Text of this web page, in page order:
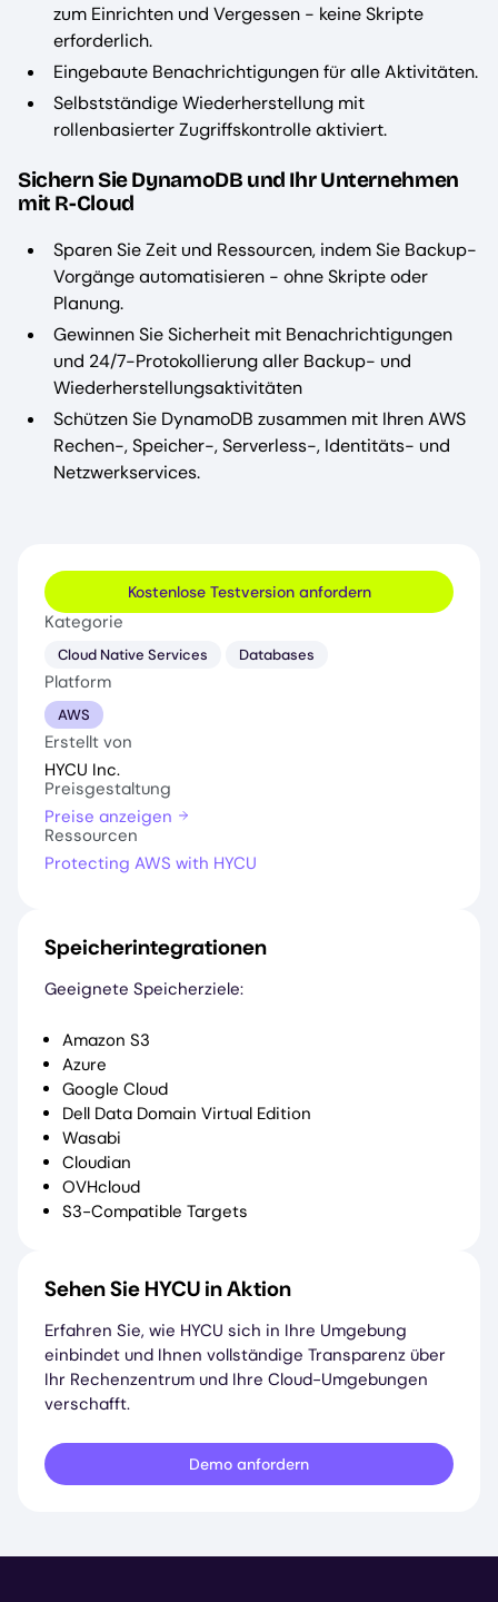
zum Einrichten und Vergessen - keine Skripte
erforderlich.
Eingebaute Benachrichtigungen für alle Aktivitäten.
Selbstständige Wiederherstellung mit
rollenbasierter Zugriffskontrolle aktiviert.
Sichern Sie DynamoDB und Ihr Unternehmen
mit R-Cloud
Sparen Sie Zeit und Ressourcen, indem Sie Backup-
Vorgänge automatisieren - ohne Skripte oder
Planung.
Gewinnen Sie Sicherheit mit Benachrichtigungen
und 24/7-Protokollierung aller Backup- und
Wiederherstellungsaktivitäten
Schützen Sie DynamoDB zusammen mit Ihren AWS
Rechen-, Speicher-, Serverless-, Identitäts- und
Netzwerkservices.
Kostenlose Testversion anfordern
Kategorie
Cloud Native Services Databases
Platform
AWS
Erstellt von
HYCU Inc.
Preisgestaltung
Preise anzeigen
Ressourcen
Protecting AWS with HYCU
Speicherintegrationen
Geeignete Speicherziele:
Amazon S3
Azure
Google Cloud
Dell Data Domain Virtual Edition
Wasabi
Cloudian
OVHcloud
S3-Compatible Targets
Sehen Sie HYCU in Aktion
Erfahren Sie, wie HYCU sich in Ihre Umgebung
einbindet und Ihnen vollständige Transparenz über
Ihr Rechenzentrum und Ihre Cloud-Umgebungen
verschafft.
Demo anfordern